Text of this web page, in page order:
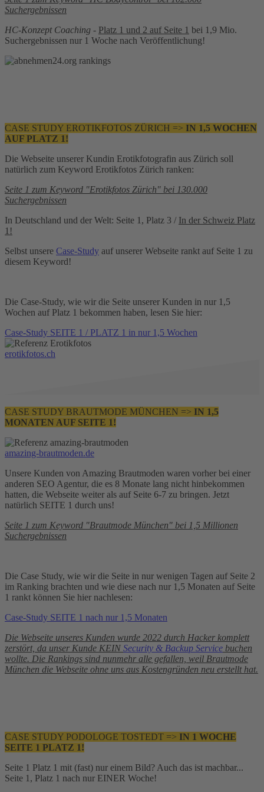
Suchergebnissen
HC-Konzept Coaching - Platz 1 und 2 auf Seite 1 bei 1,9 Mio.
Suchergebnissen nur 1 Woche nach Veröffentlichung!
CASE STUDY EROTIKFOTOS ZÜRICH => IN 1,5 WOCHEN
AUF PLATZ 1!
Die Webseite unserer Kundin Erotikfotografin aus Zürich soll
natürlich zum Keyword Erotikfotos Zürich ranken:
Seite 1 zum Keyword "Erotikfotos Zürich" bei 130.000
Suchergebnissen
In Deutschland und der Welt: Seite 1, Platz 3 / In der Schweiz Platz
1!
Selbst unsere Case-Study auf unserer Webseite rankt auf Seite 1 zu
diesem Keyword!
Die Case-Study, wie wir die Seite unserer Kunden in nur 1,5
Wochen auf Platz 1 bekommen haben, lesen Sie hier:
Case-Study SEITE 1 / PLATZ 1 in nur 1,5 Wochen
erotikfotos.ch
CASE STUDY BRAUTMODE MÜNCHEN => IN 1,5
MONATEN AUF SEITE 1!
amazing-brautmoden.de
Unsere Kunden von Amazing Brautmoden waren vorher bei einer
anderen SEO Agentur, die es 8 Monate lang nicht hinbekommen
hatten, die Webseite weiter als auf Seite 6-7 zu bringen. Jetzt
natürlich SEITE 1 durch uns!
Seite 1 zum Keyword "Brautmode München" bei 1,5 Millionen
Suchergebnissen
Die Case Study, wie wir die Seite in nur wenigen Tagen auf Seite 2
im Ranking brachten und wie diese nach nur 1,5 Monaten auf Seite
1 rankt können Sie hier nachlesen:
Case-Study SEITE 1 nach nur 1,5 Monaten
Die Webseite unseres Kunden wurde 2022 durch Hacker komplett
zerstört, da unser Kunde KEIN Security & Backup Service buchen
wollte. Die Rankings sind nunmehr alle gefallen, weil Brautmode
München die Webseite ohne uns aus Kostengründen neu erstellt hat.
CASE STUDY PODOLOGE TOSTEDT => IN 1 WOCHE
SEITE 1 PLATZ 1!
Seite 1 Platz 1 mit (fast) nur einem Bild? Auch das ist machbar...
Seite 1, Platz 1 nach nur EINER Woche!